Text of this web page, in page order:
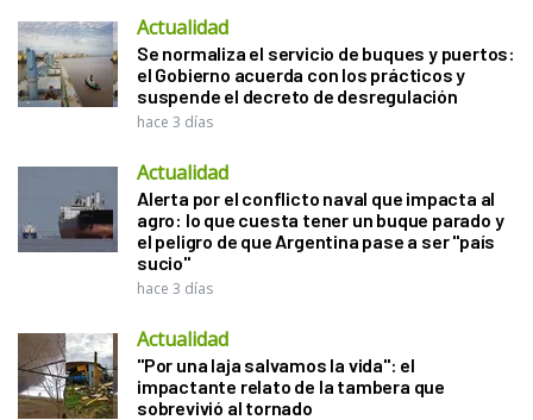
Actualidad
Se normaliza el servicio de buques y puertos:
el Gobierno acuerda con los prácticos y
suspende el decreto de desregulación
hace 3 días
Actualidad
Alerta por el conflicto naval que impacta al
agro: lo que cuesta tener un buque parado y
el peligro de que Argentina pase a ser "país
sucio"
hace 3 días
Actualidad
"Por una laja salvamos la vida": el
impactante relato de la tambera que
sobrevivió al tornado